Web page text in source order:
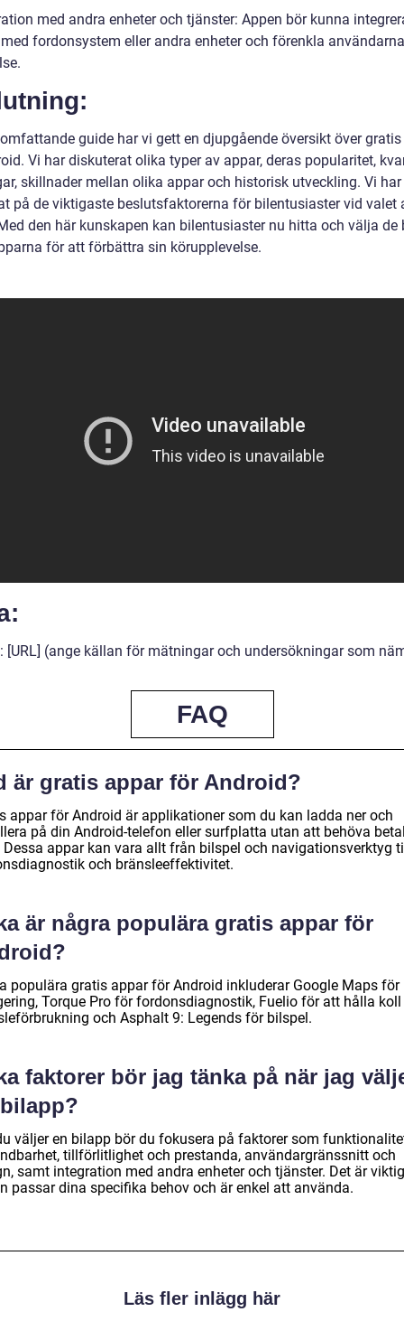
med andra enheter och tjänster: Appen bör kunna
fordonsystem eller andra enheter och förenkla
guide har vi gett en djupgående översikt över
Vi har diskuterat olika typer av appar, deras popularitet,
skillnader mellan olika appar och historisk utveckling. Vi
på de viktigaste beslutsfaktorerna för bilentusiaster vid valet
den här kunskapen kan bilentusiaster nu hitta och välja de
för att förbättra sin körupplevelse.
[URL] (ange källan för mätningar och undersökningar som
FAQ
är gratis appar för Android?
appar för Android är applikationer som du kan ladda ner och
på din Android-telefon eller surfplatta utan att behöva
Dessa appar kan vara allt från bilspel och navigationsverktyg
och bränsleeffektivitet.
är några populära gratis appar för
populära gratis appar för Android inkluderar Google Maps för
Torque Pro för fordonsdiagnostik, Fuelio för att hålla
och Asphalt 9: Legends för bilspel.
faktorer bör jag tänka på när jag
väljer en bilapp bör du fokusera på faktorer som
tillförlitlighet och prestanda, användargränssnitt och
samt integration med andra enheter och tjänster. Det är
passar dina specifika behov och är enkel att använda.
Läs fler inlägg här